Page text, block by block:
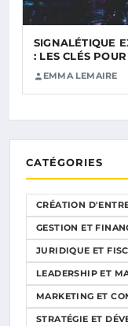
SIGNALÉTIQUE
: LES CLÉS
EMMA LEMAIRE
CATÉGORIES
CRÉATION
GESTION ET
JURIDIQUE ET
LEADERSHIP ET
MARKETING ET
STRATÉGIE ET